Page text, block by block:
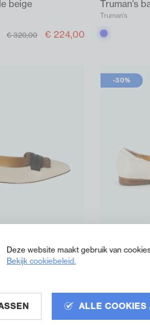
beige
€ 320,00 € 224,00
Truman's
Truman's
Blauw
beige
€ 320,00 € 224,00
-30%
Truman's
Off-
white
Deze website maakt gebruik van
Bekijk cookiebeleid.
ALLE COOKIES